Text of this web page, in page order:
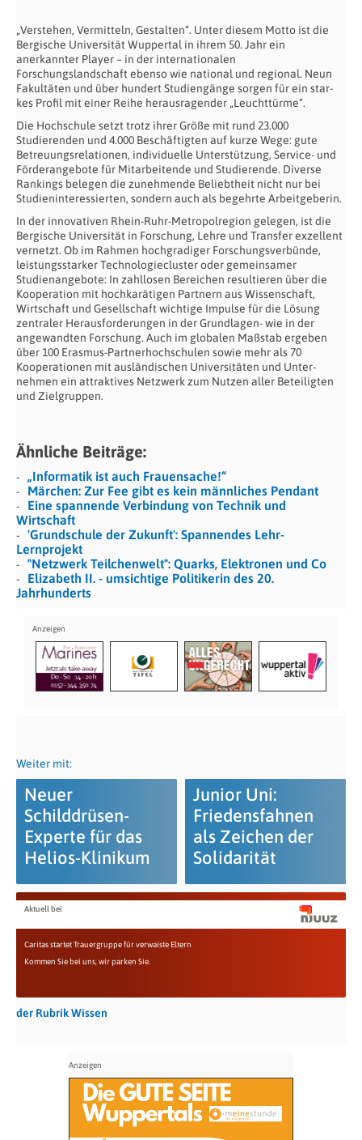
„Verstehen, Vermitteln, Gestalten“. Unter diesem Motto ist die
Bergische Universität Wuppertal in ihrem 50. Jahr ein
anerkannter Player – in der internatio­nalen
Forschungslandschaft ebenso wie national und regional. Neun
Fakultäten und über hundert Studiengänge sorgen für ein star­
kes Profil mit einer Reihe herausragender „Leucht­türme“.
Die Hochschule setzt trotz ihrer Größe mit rund 23.000
Studierenden und 4.000 Be­schäftigten auf kurze Wege: gute
Betreuungsrelationen, individuelle Unterstützung, Service- und
Förderangebote für Mitarbeitende und Studierende. Diverse
Rankings belegen die zunehmende Beliebtheit nicht nur bei
Studieninteressierten, sondern auch als begehrte Arbeitgebe­rin.
In der innovativen Rhein-Ruhr-Metropolregion gelegen, ist die
Bergische Universität in Forschung, Lehre und Transfer exzellent
vernetzt. Ob im Rahmen hochgradiger Forschungsverbünde,
leistungsstarker Technologiecluster oder gemeinsamer
Studienangebote: In zahllosen Bereichen resultieren über die
Kooperation mit hochkarätigen Partnern aus Wissenschaft,
Wirtschaft und Gesellschaft wichtige Impulse für die Lösung
zentraler Herausforderungen in der Grundlagen- wie in der
angewandten Forschung. Auch im globalen Maßstab ergeben
über 100 Erasmus-Partnerhochschulen sowie mehr als 70
Kooperationen mit ausländischen Universitäten und Unter­
nehmen ein attraktives Netzwerk zum Nutzen aller Beteiligten
und Zielgruppen.
Ähnliche Beiträge:
„Informatik ist auch Frauensache!“
Märchen: Zur Fee gibt es kein männliches Pendant
Eine spannende Verbindung von Technik und
Wirtschaft
'Grundschule der Zukunft': Spannendes Lehr-
Lernprojekt
"Netzwerk Teilchenwelt": Quarks, Elektronen und Co
Elizabeth II. - umsichtige Politikerin des 20.
Jahrhunderts
Weiter mit:
Neuer
Schilddrüsen-
Experte für das
Helios-Klinikum
Junior Uni:
Friedensfahnen
als Zeichen der
Solidarität
Aktuell bei
Caritas startet Trauergruppe für verwaiste Eltern
Kommen Sie bei uns, wir parken Sie.
der Rubrik Wissen